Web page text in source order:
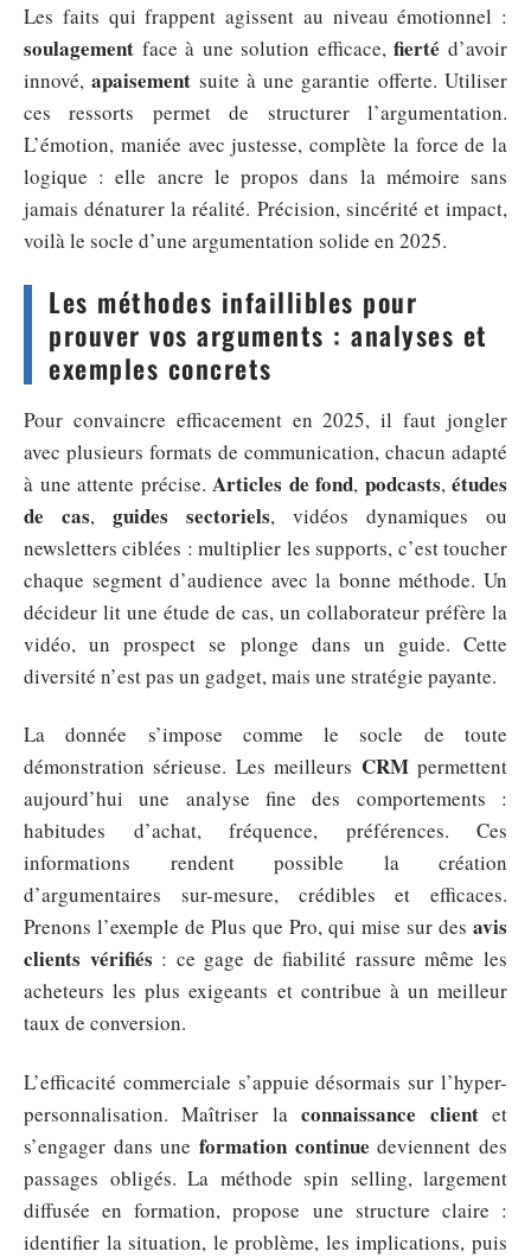
Les faits qui frappent agissent au niveau émotionnel :
soulagement face à une solution efficace,fierté d’avoir
innové,apaisement suite à une garantie offerte. Utiliser
ces ressorts permet de structurer l’argumentation.
L’émotion, maniée avec justesse, complète la force de la
logique : elle ancre le propos dans la mémoire sans
jamais dénaturer la réalité. Précision, sincérité et impact,
voilà le socle d’une argumentation solide en 2025.
Les méthodes infaillibles pour
prouver vos arguments : analyses et
exemples concrets
Pour convaincre efficacement en 2025, il faut jongler
avec plusieurs formats de communication, chacun adapté
à une attente précise. Articles de fond, podcasts, études
de cas, guides sectoriels, vidéos dynamiques ou
newsletters ciblées : multiplier les supports, c’est toucher
chaque segment d’audience avec la bonne méthode. Un
décideur lit une étude de cas, un collaborateur préfère la
vidéo, un prospect se plonge dans un guide. Cette
diversité n’est pas un gadget, mais une stratégie payante.
La donnée s’impose comme le socle de toute
démonstration sérieuse. Les meilleurs CRMpermettent
aujourd’hui une analyse fine des comportements :
habitudes d’achat, fréquence, préférences. Ces
informations rendent possible la création
d’argumentaires sur-mesure, crédibles et efficaces.
Prenons l’exemple de Plus que Pro, qui mise sur des avis
clients vérifiés : ce gage de fiabilité rassure même les
acheteurs les plus exigeants et contribue à un meilleur
taux de conversion.
L’efficacité commerciale s’appuie désormais sur l’hyper-
personnalisation. Maîtriser laconnaissance clientet
s’engager dans une formation continue deviennent des
passages obligés. La méthode spin selling, largement
diffusée en formation, propose une structure claire :
identifier la situation, le problème, les implications, puis